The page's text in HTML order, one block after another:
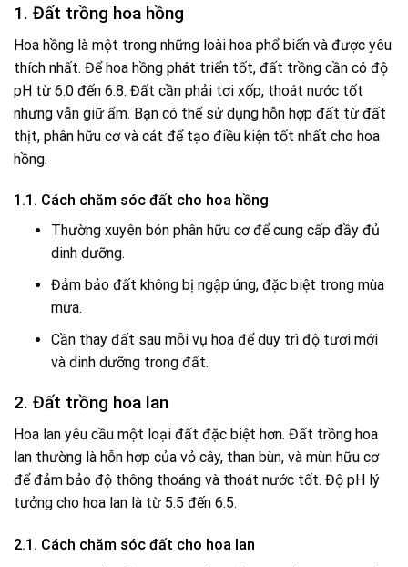
1. Đất trồng hoa hồng
Hoa hồng là một trong những loài hoa phổ biến và được yêu
thích nhất. Để hoa hồng phát triển tốt, đất trồng cần có độ
pH từ 6.0 đến 6.8. Đất cần phải tơi xốp, thoát nước tốt
nhưng vẫn giữ ẩm. Bạn có thể sử dụng hỗn hợp đất từ đất
thịt, phân hữu cơ và cát để tạo điều kiện tốt nhất cho hoa
hồng.
1.1. Cách chăm sóc đất cho hoa hồng
Thường xuyên bón phân hữu cơ để cung cấp đầy đủ
dinh dưỡng.
Đảm bảo đất không bị ngập úng, đặc biệt trong mùa
mưa.
Cần thay đất sau mỗi vụ hoa để duy trì độ tươi mới
và dinh dưỡng trong đất.
2. Đất trồng hoa lan
Hoa lan yêu cầu một loại đất đặc biệt hơn. Đất trồng hoa
lan thường là hỗn hợp của vỏ cây, than bùn, và mùn hữu cơ
để đảm bảo độ thông thoáng và thoát nước tốt. Độ pH lý
tưởng cho hoa lan là từ 5.5 đến 6.5.
2.1. Cách chăm sóc đất cho hoa lan